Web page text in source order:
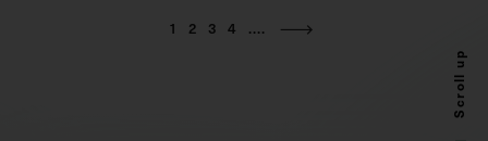
1 2 3 4 ....
Scroll up